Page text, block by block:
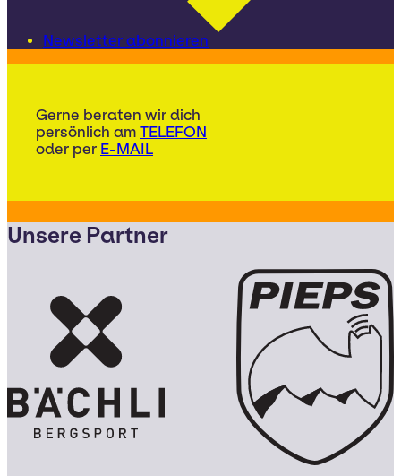
Newsletter abonnieren
Gerne beraten wir dich
persönlich am TELEFON
oder per E-MAIL
Unsere Partner